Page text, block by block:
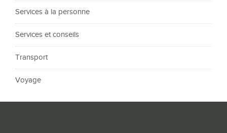
Services à la personne
Services et conseils
Transport
Voyage